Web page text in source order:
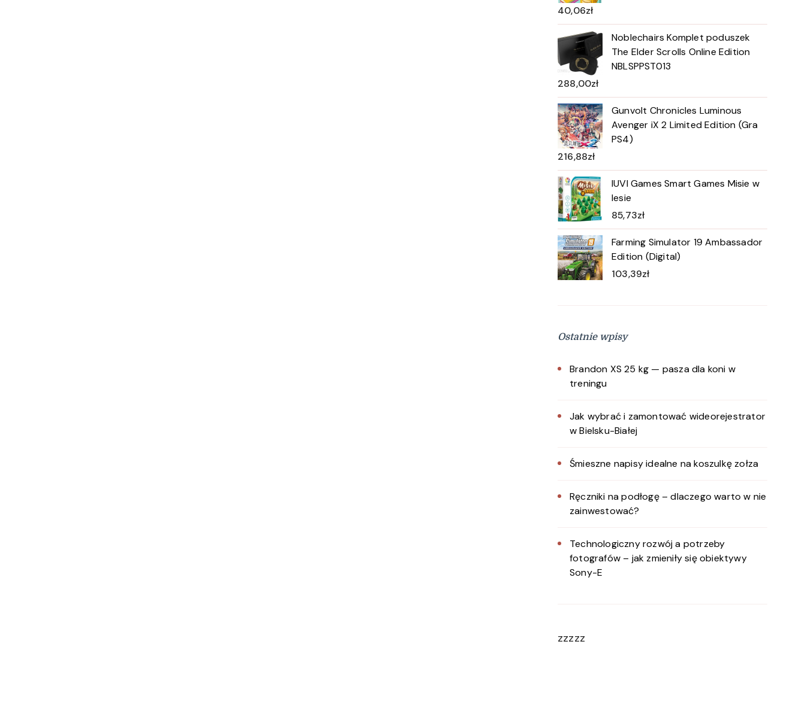
40,06zł
Noblechairs Komplet poduszek
The Elder Scrolls Online Edition
NBLSPPST013
288,00zł
Gunvolt Chronicles Luminous
Avenger iX 2 Limited Edition (Gra
PS4)
216,88zł
IUVI Games Smart Games Misie w
lesie
85,73zł
Farming Simulator 19 Ambassador
Edition (Digital)
103,39zł
Ostatnie wpisy
Brandon XS 25 kg — pasza dla koni w
treningu
Jak wybrać i zamontować wideorejestrator
w Bielsku-Białej
Śmieszne napisy idealne na koszulkę zołza
Ręczniki na podłogę – dlaczego warto w nie
zainwestować?
Technologiczny rozwój a potrzeby
fotografów – jak zmieniły się obiektywy
Sony-E
zzzzz